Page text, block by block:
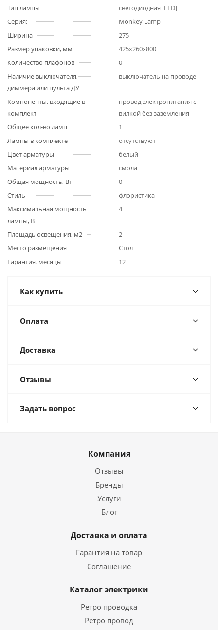
Тип лампы
светодиодная [LED]
Серия:
Monkey Lamp
Ширина
275
Размер упаковки, мм
425x260x800
Количество плафонов
0
Наличие выключателя,
диммера или пульта ДУ
выключатель на проводе
Компоненты, входящие в
комплект
провод электропитания с
вилкой без заземления
Общее кол-во ламп
1
Лампы в комплекте
отсутствуют
Цвет арматуры
белый
Материал арматуры
смола
Общая мощность, Вт
0
Стиль
флористика
Максимальная мощность
лампы, Вт
4
Площадь освещения, м2
2
Место размещения
Стол
Гарантия, месяцы
12
Как купить
Оплата
Доставка
Отзывы
Задать вопрос
Компания
Отзывы
Бренды
Услуги
Блог
Доставка и оплата
Гарантия на товар
Соглашение
Каталог электрики
Ретро проводка
Ретро провод